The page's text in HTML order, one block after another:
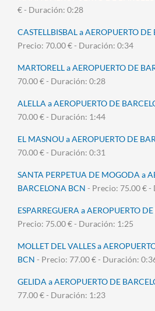
€ - Duración: 0:28
CASTELLBISBAL a AEROPUERTO
Precio: 70.00 € - Duración: 0:34
MARTORELL a AEROPUERTO DE
70.00 € - Duración: 0:28
ALELLA a AEROPUERTO DE
70.00 € - Duración: 1:44
EL MASNOU a AEROPUERTO DE
70.00 € - Duración: 0:31
SANTA PERPETUA DE MOGODA a
BARCELONA BCN - Precio: 75.00 €
ESPARREGUERA a AEROPUERTO
Precio: 75.00 € - Duración: 1:25
MOLLET DEL VALLES a
BCN - Precio: 77.00 € - Duración:
GELIDA a AEROPUERTO DE
77.00 € - Duración: 1:23